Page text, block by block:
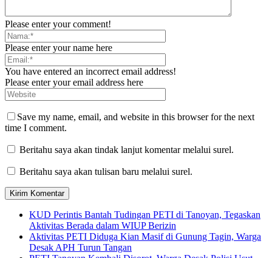
Please enter your comment!
Please enter your name here
You have entered an incorrect email address!
Please enter your email address here
Save my name, email, and website in this browser for the next
time I comment.
Beritahu saya akan tindak lanjut komentar melalui surel.
Beritahu saya akan tulisan baru melalui surel.
KUD Perintis Bantah Tudingan PETI di Tanoyan, Tegaskan
Aktivitas Berada dalam WIUP Berizin
Aktivitas PETI Diduga Kian Masif di Gunung Tagin, Warga
Desak APH Turun Tangan